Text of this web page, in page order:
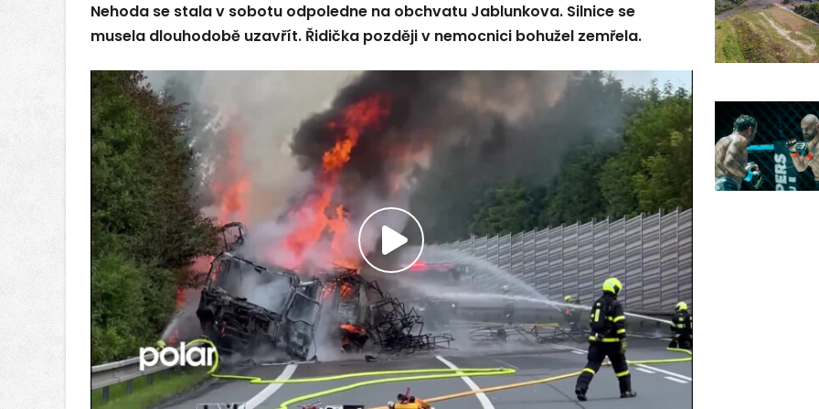
Nehoda se stala v sobotu odpoledne na obchvatu Jablunkova. Silnice se
musela dlouhodobě uzavřít. Řidička později v nemocnici bohužel zemřela.
Přehrát
video